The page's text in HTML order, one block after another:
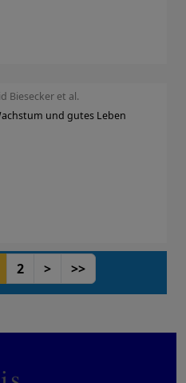
Biesecker et al.
und gutes Leben
2 > >>